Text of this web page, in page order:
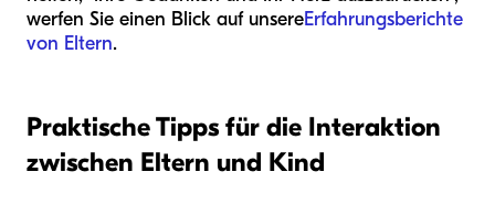
werfen Sie einen Blick auf unsereErfahrungsberichte
von Eltern.
Praktische Tipps für die Interaktion
zwischen Eltern und Kind